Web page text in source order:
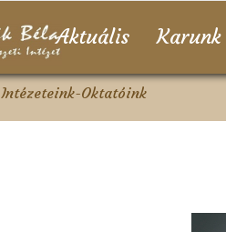
Aktuális Karunk
Intézeteink-Oktatóink